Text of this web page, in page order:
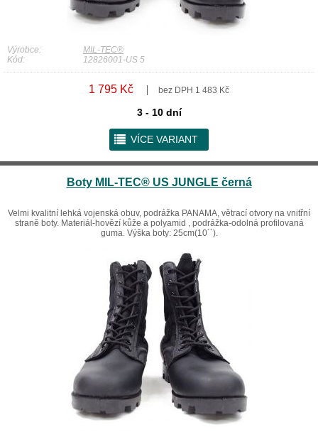
Výrobce:
MIL-TEC®
Kód:
12826001-US 5
1 795 Kč bez DPH 1 483 Kč
3 - 10 dní
r VÍCE VARIANT
Boty MIL-TEC® US JUNGLE černá
Velmi kvalitní lehká vojenská obuv, podrážka PANAMA, větrací otvory na vnitřní
straně boty. Materiál-hovězí kůže a polyamid , podrážka-odolná profilovaná
guma. Výška boty: 25cm(10´´).